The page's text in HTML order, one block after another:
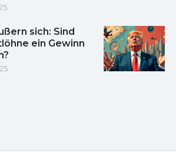
sich: Sind
ein Gewinn